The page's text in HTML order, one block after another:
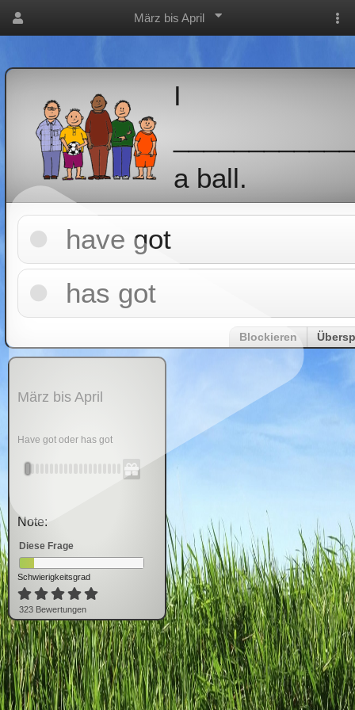
März bis April
I
a ball.
have got
has got
Blockieren
März bis April
Have got oder has got
Note:
Diese Frage
Schwierigkeitsgrad
323 Bewertungen